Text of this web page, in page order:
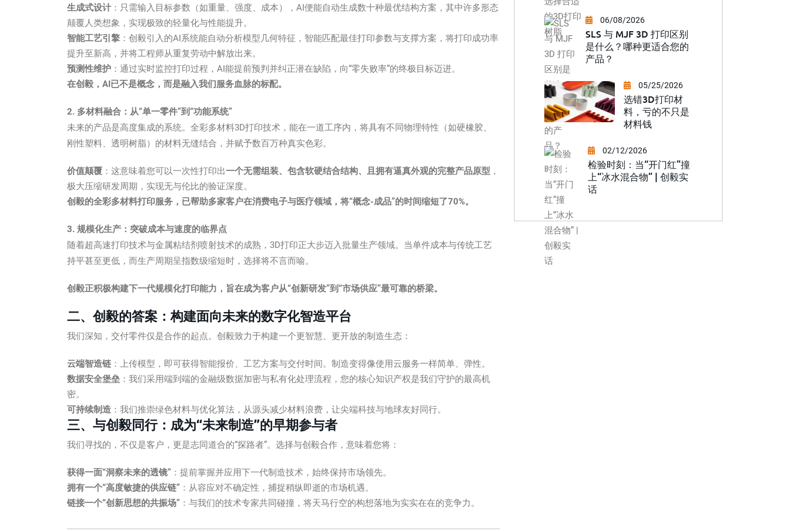
生成式设计 ：只需输入目标参数（如重量、强度、成本），AI便能自动生成数十种最优结构方案，其中许多形态
颠覆人类想象，实现极致的轻量化与性能提升。
智能工艺引擎 ：创毅引入的AI系统能自动分析模型几何特征，智能匹配最佳打印参数与支撑方案，将打印成功率
提升至新高，并将工程师从重复劳动中解放出来。
预测性维护 ：通过实时监控打印过程，AI能提前预判并纠正潜在缺陷，向“零失败率”的终极目标迈进。
在创毅，AI已不是概念，而是融入我们服务血脉的标配。
2. 多材料融合：从“单一零件”到“功能系统”
未来的产品是高度集成的系统。全彩多材料3D打印技术，能在一道工序内，将具有不同物理特性（如硬橡胶、
刚性塑料、透明树脂）的材料无缝结合，并赋予数百万种真实色彩。
价值颠覆 ：这意味着您可以一次性打印出一个无需组装、包含软硬结合结构、且拥有逼真外观的完整产品原型 ，
极大压缩研发周期，实现无与伦比的验证深度。
创毅的全彩多材料打印服务，已帮助多家客户在消费电子与医疗领域，将“概念-成品”的时间缩短了70%。
3. 规模化生产：突破成本与速度的临界点
随着超高速打印技术与金属粘结剂喷射技术的成熟，3D打印正大步迈入批量生产领域。当单件成本与传统工艺
持平甚至更低，而生产周期呈指数级缩短时，选择将不言而喻。
创毅正积极构建下一代规模化打印能力，旨在成为客户从“创新研发”到“市场供应”最可靠的桥梁。
二、创毅的答案：构建面向未来的数字化智造平台
我们深知，交付零件仅是合作的起点。创毅致力于构建一个更智慧、更开放的制造生态：
云端智造链 ：上传模型，即可获得智能报价、工艺方案与交付时间。制造变得像使用云服务一样简单、弹性。
数据安全堡垒 ：我们采用端到端的金融级数据加密与私有化处理流程，您的核心知识产权是我们守护的最高机
密。
可持续制造 ：我们推崇绿色材料与优化算法，从源头减少材料浪费，让尖端科技与地球友好同行。
三、与创毅同行：成为“未来制造”的早期参与者
我们寻找的，不仅是客户，更是志同道合的“探路者”。选择与创毅合作，意味着您将：
获得一面“洞察未来的透镜” ：提前掌握并应用下一代制造技术，始终保持市场领先。
拥有一个“高度敏捷的供应链” ：从容应对不确定性，捕捉稍纵即逝的市场机遇。
链接一个“创新思想的共振场” ：与我们的技术专家共同碰撞，将天马行空的构想落地为实实在在的竞争力。
06/08/2026
SLS 与 MJF 3D 打印区别
是什么？哪种更适合您的
产品？
05/25/2026
选错3D打印材
料，亏的不只是
材料钱
02/12/2026
检验时刻：当“开门红”撞
上“冰水混合物” | 创毅实
话